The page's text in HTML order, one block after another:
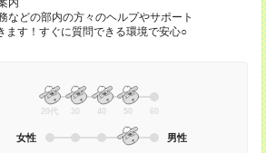
内
などの部内の方々のヘルプやサポート
す！すぐに質問できる環境で安心○
20代 30 40 50 60
女性 男性